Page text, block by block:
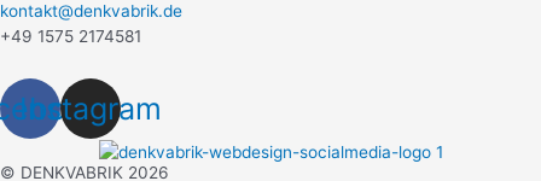
kontakt@denkvabrik.de
+49 1575 2174581
Instagram
© DENKVABRIK 2026